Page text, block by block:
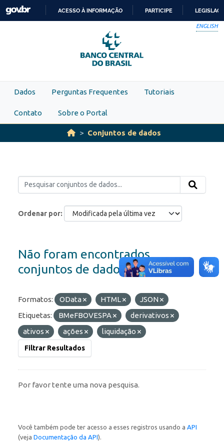
Skip to main content
PARA
O
CONTEÚDO
ACESSO À INFORMAÇÃO PARTICIPE
ENGLISH
Dados Perguntas Frequentes Tutoriais
Contato Sobre o Portal
Conjuntos de dados
Ordenar por
Não foram encontrados
conjuntos de dados
Formatos: OData HTML
JSON
Etiquetas:
BMeFBOVESPA
derivativos
ativos
ações liquidação
Filtrar Resultados
Por favor tente uma nova pesquisa.
Você também pode ter acesso a esses registros usando a API
(veja Documentação da API).